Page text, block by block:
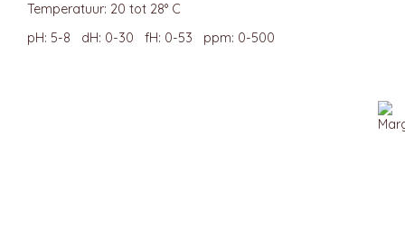
Temperatuur: 20 tot 28° C
pH: 5-8 dH: 0-30 fH: 0-53 ppm: 0-500